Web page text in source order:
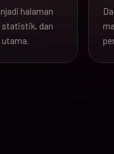
halaman
statistik, dan